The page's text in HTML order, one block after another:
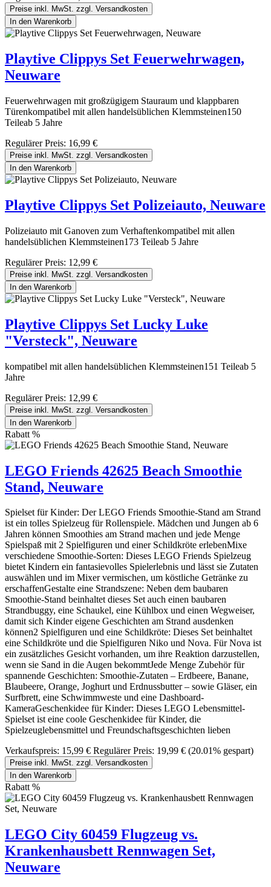
Preise inkl. MwSt. zzgl. Versandkosten
In den Warenkorb
Playtive Clippys Set Feuerwehrwagen,
Neuware
Feuerwehrwagen mit großzügigem Stauraum und klappbaren
Türenkompatibel mit allen handelsüblichen Klemmsteinen150
Teileab 5 Jahre
Regulärer Preis: 16,99 €
Preise inkl. MwSt. zzgl. Versandkosten
In den Warenkorb
Playtive Clippys Set Polizeiauto, Neuware
Polizeiauto mit Ganoven zum Verhaftenkompatibel mit allen
handelsüblichen Klemmsteinen173 Teileab 5 Jahre
Regulärer Preis: 12,99 €
Preise inkl. MwSt. zzgl. Versandkosten
In den Warenkorb
Playtive Clippys Set Lucky Luke
"Versteck", Neuware
kompatibel mit allen handelsüblichen Klemmsteinen151 Teileab 5
Jahre
Regulärer Preis: 12,99 €
Preise inkl. MwSt. zzgl. Versandkosten
In den Warenkorb
Rabatt %
LEGO Friends 42625 Beach Smoothie
Stand, Neuware
Spielset für Kinder: Der LEGO Friends Smoothie-Stand am Strand
ist ein tolles Spielzeug für Rollenspiele. Mädchen und Jungen ab 6
Jahren können Smoothies am Strand machen und jede Menge
Spielspaß mit 2 Spielfiguren und einer Schildkröte erlebenMixe
verschiedene Smoothie-Sorten: Dieses LEGO Friends Spielzeug
bietet Kindern ein fantasievolles Spielerlebnis und lässt sie Zutaten
auswählen und im Mixer vermischen, um köstliche Getränke zu
erschaffenGestalte eine Strandszene: Neben dem baubaren
Smoothie-Stand beinhaltet dieses Set auch einen baubaren
Strandbuggy, eine Schaukel, eine Kühlbox und einen Wegweiser,
damit sich Kinder eigene Geschichten am Strand ausdenken
können2 Spielfiguren und eine Schildkröte: Dieses Set beinhaltet
eine Schildkröte und die Spielfiguren Niko und Nova. Für Nova ist
ein zusätzliches Gesicht vorhanden, um ihre Reaktion darzustellen,
wenn sie Sand in die Augen bekommtJede Menge Zubehör für
spannende Geschichten: Smoothie-Zutaten – Erdbeere, Banane,
Blaubeere, Orange, Joghurt und Erdnussbutter – sowie Gläser, ein
Surfbrett, eine Schwimmweste und eine Dashboard-
KameraGeschenkidee für Kinder: Dieses LEGO Lebensmittel-
Spielset ist eine coole Geschenkidee für Kinder, die
Spielzeuglebensmittel und Freundschaftsgeschichten lieben
Verkaufspreis: 15,99 € Regulärer Preis: 19,99 € (20.01% gespart)
Preise inkl. MwSt. zzgl. Versandkosten
In den Warenkorb
Rabatt %
LEGO City 60459 Flugzeug vs.
Krankenhausbett Rennwagen Set,
Neuware